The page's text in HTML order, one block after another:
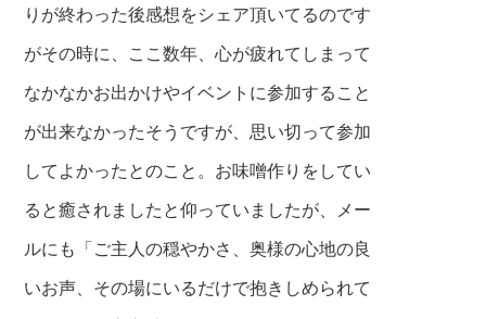
りが終わった後感想をシェア頂いてるのです
がその時に、ここ数年、心が疲れてしまって
なかなかお出かけやイベントに参加すること
が出来なかったそうですが、思い切って参加
してよかったとのこと。お味噌作りをしてい
ると癒されましたと仰っていましたが、メー
ルにも「ご主人の穏やかさ、奥様の心地の良
いお声、その場にいるだけで抱きしめられて